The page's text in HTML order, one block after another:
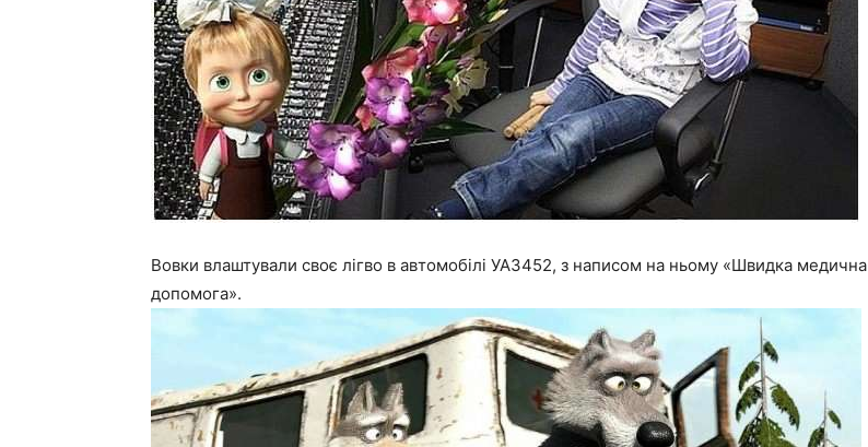
Вовки влаштували своє лігво в автомобілі УАЗ452, з написом на ньому «Швидка медична
допомога».